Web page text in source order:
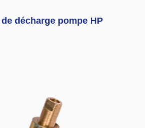
décharge pompe HP